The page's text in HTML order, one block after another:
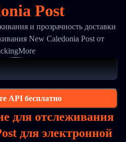
Post
и прозрачность доставки
New Caledonia Post от
API бесплатно
для отслеживания
для электронной